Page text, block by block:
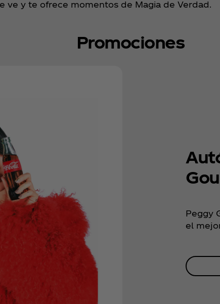
ve y te ofrece momentos de Magia de Verdad.
Promociones
Gou
Peggy
el